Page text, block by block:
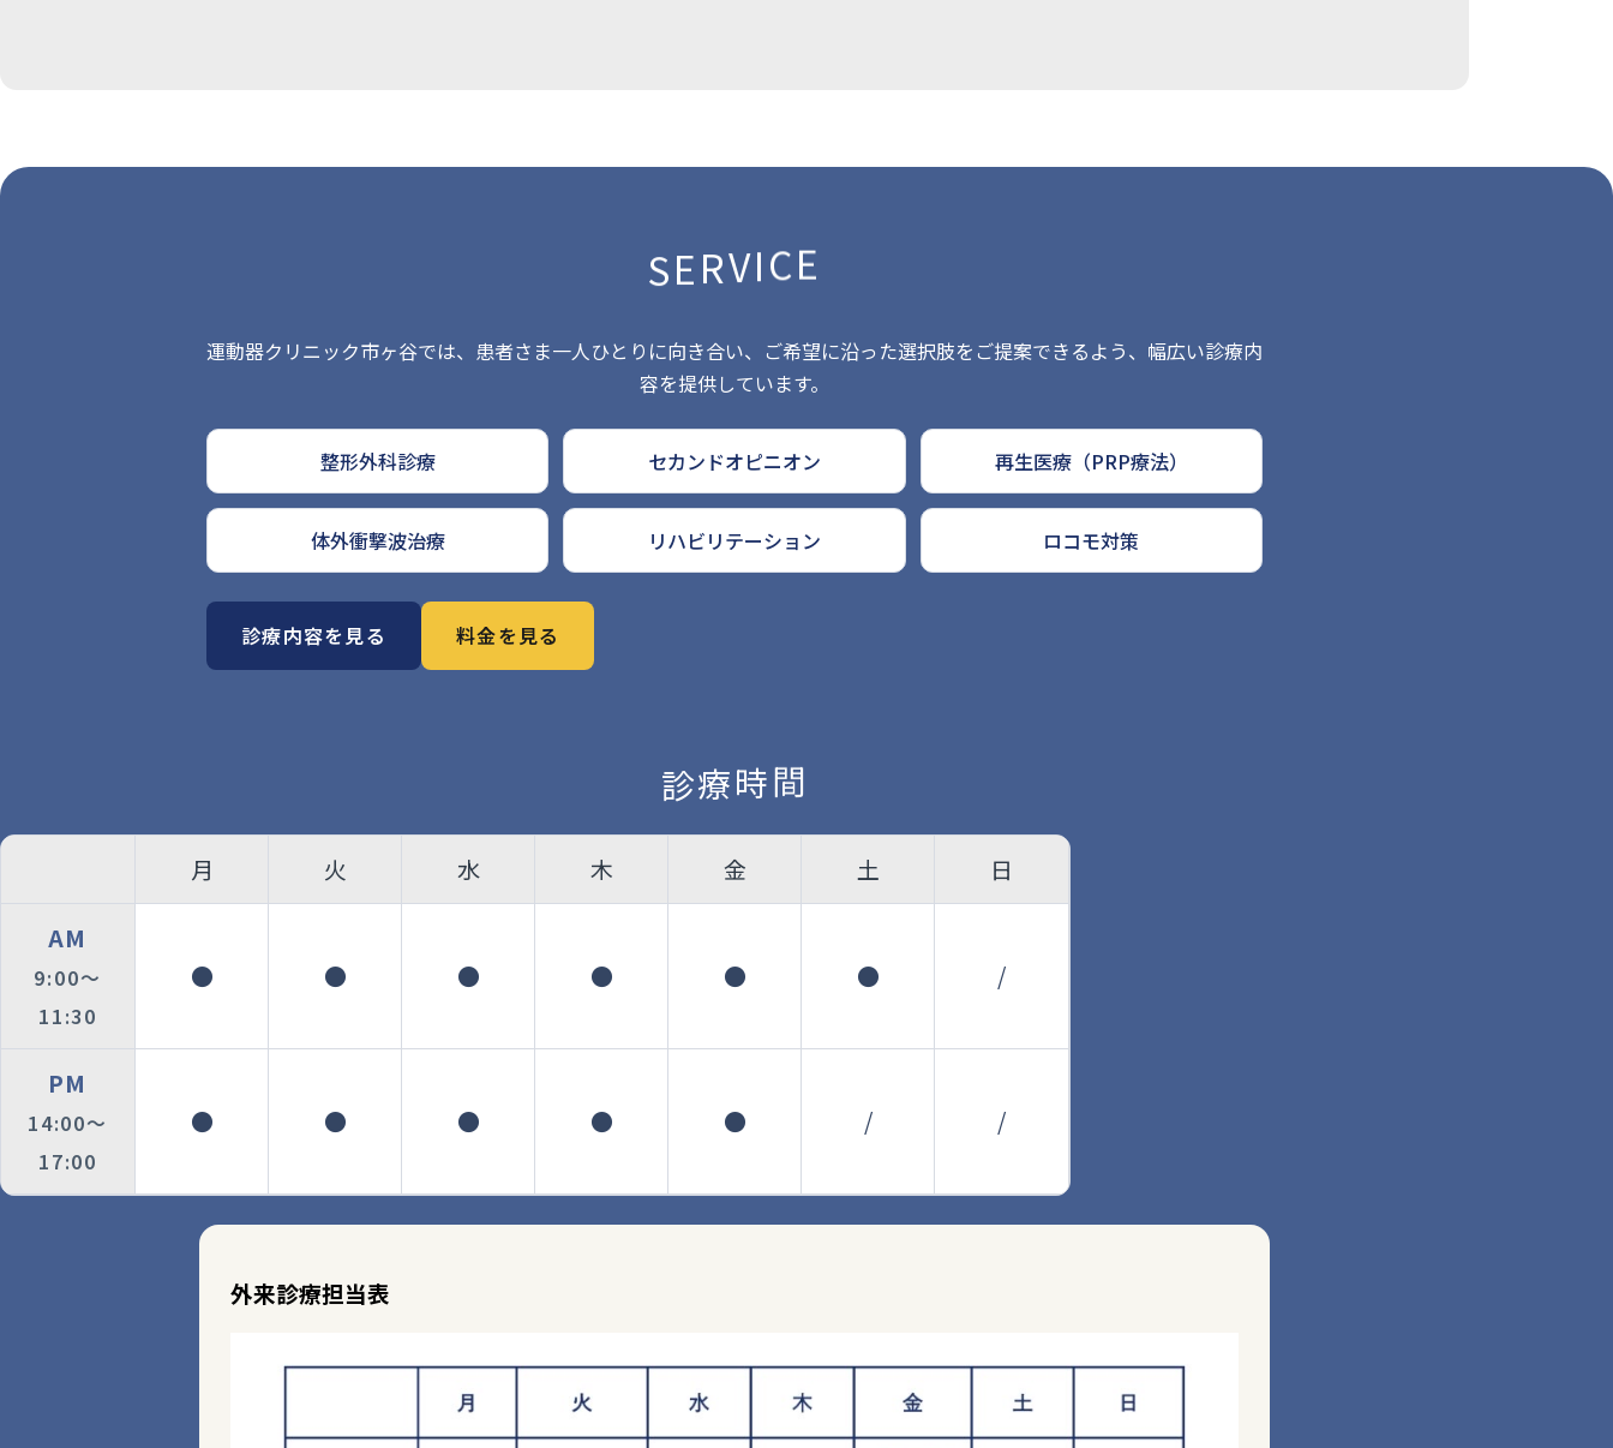
SERVICE
運動器クリニック市ヶ谷では、患者さま一人ひとりに向き合い、ご希望に沿った選択肢をご提案できるよう、幅広い診療内
容を提供しています。
整形外科診療 セカンドオピニオン 再生医療（PRP療法）
体外衝撃波治療 リハビリテーション ロコモ対策
診療内容を見る 料金を見る
診療時間
月 火 水 木 金 土 日
AM
9:00〜
11:30
● ● ● ● ● ● /
PM
14:00〜
17:00
● ● ● ● ● / /
外来診療担当表